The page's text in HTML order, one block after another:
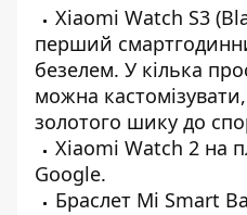
Xiaomi Watch S3 (
перший
безелем. У кілька
можна
золотого шику до
Xiaomi Watch 2 на
Google.
Браслет Mi Smart